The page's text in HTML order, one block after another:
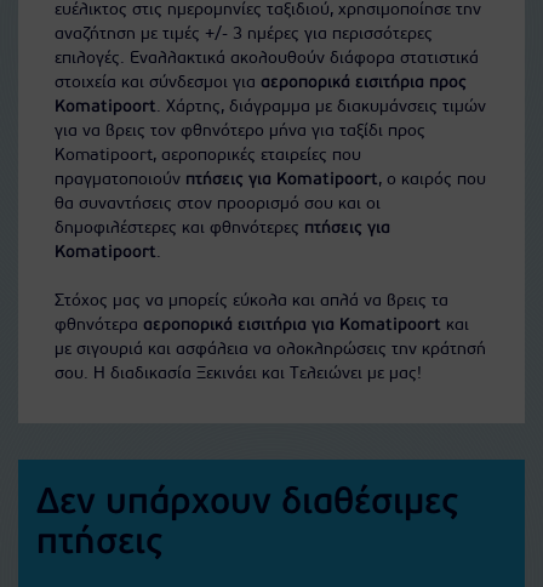
ευέλικτος στις ημερομηνίες ταξιδιού, χρησιμοποίησε την
αναζήτηση με τιμές +/- 3 ημέρες για περισσότερες
επιλογές. Εναλλακτικά ακολουθούν διάφορα στατιστικά
στοιχεία και σύνδεσμοι για αεροπορικά εισιτήρια προς
Komatipoort. Χάρτης, διάγραμμα με διακυμάνσεις τιμών
για να βρεις τον φθηνότερο μήνα για ταξίδι προς
Komatipoort, αεροπορικές εταιρείες που
πραγματοποιούν πτήσεις για Komatipoort, ο καιρός που
θα συναντήσεις στον προορισμό σου και οι
δημοφιλέστερες και φθηνότερες πτήσεις για
Komatipoort.
Στόχος μας να μπορείς εύκολα και απλά να βρεις τα
φθηνότερα αεροπορικά εισιτήρια για Komatipoort και
με σιγουριά και ασφάλεια να ολοκληρώσεις την κράτησή
σου. Η διαδικασία Ξεκινάει και Τελειώνει με μας!
Δεν υπάρχουν διαθέσιμες
πτήσεις